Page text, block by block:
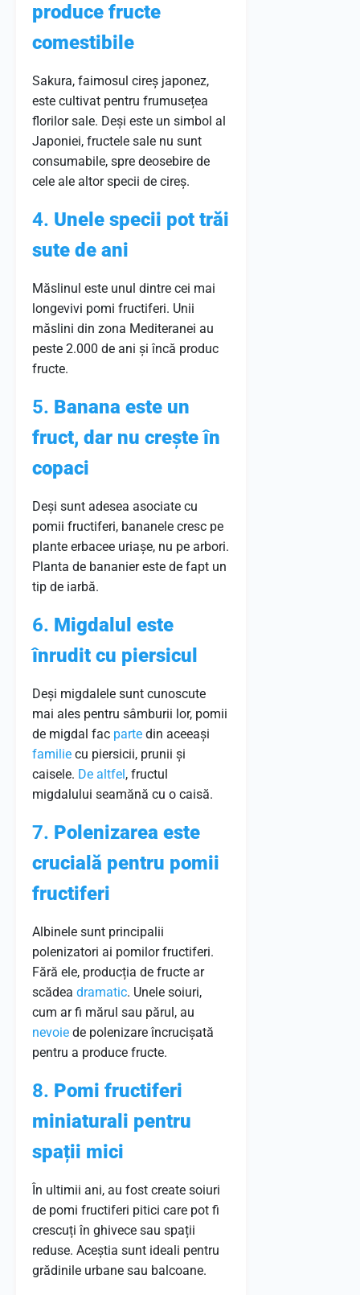
produce fructe
comestibile
Sakura, faimosul cireș japonez,
este cultivat pentru frumusețea
florilor sale. Deși este un simbol al
Japoniei, fructele sale nu sunt
consumabile, spre deosebire de
cele ale altor specii de cireș.
4. Unele specii pot trăi
sute de ani
Măslinul este unul dintre cei mai
longevivi pomi fructiferi. Unii
măslini din zona Mediteranei au
peste 2.000 de ani și încă produc
fructe.
5. Banana este un
fruct, dar nu crește în
copaci
Deși sunt adesea asociate cu
pomii fructiferi, bananele cresc pe
plante erbacee uriașe, nu pe arbori.
Planta de bananier este de fapt un
tip de iarbă.
6. Migdalul este
înrudit cu piersicul
Deși migdalele sunt cunoscute
mai ales pentru sâmburii lor, pomii
de migdal fac parte din aceeași
familie cu piersicii, prunii și
caisele. De altfel, fructul
migdalului seamănă cu o caisă.
7. Polenizarea este
crucială pentru pomii
fructiferi
Albinele sunt principalii
polenizatori ai pomilor fructiferi.
Fără ele, producția de fructe ar
scădea dramatic. Unele soiuri,
cum ar fi mărul sau părul, au
nevoie de polenizare încrucișată
pentru a produce fructe.
8. Pomi fructiferi
miniaturali pentru
spații mici
În ultimii ani, au fost create soiuri
de pomi fructiferi pitici care pot fi
crescuți în ghivece sau spații
reduse. Aceștia sunt ideali pentru
grădinile urbane sau balcoane.